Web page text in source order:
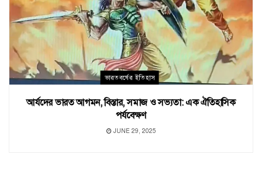
ভারতবর্ষের ইতিহাস
আর্যদের ভারত আগমন, বিস্তার, সমাজ ও সভ্যতা: এক ঐতিহাসিক
পর্যবেক্ষণ
JUNE 29, 2025